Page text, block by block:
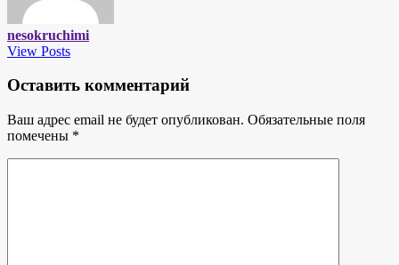
nesokruchimi
View Posts
Оставить комментарий
Ваш адрес email не будет опубликован. Обязательные поля
помечены *